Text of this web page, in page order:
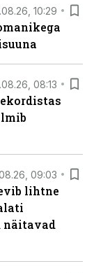
10:29
08:13
09:03
lihtne
näitavad